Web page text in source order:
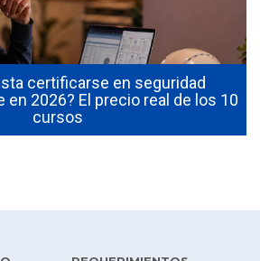
certificarse en seguridad
en 2026? El precio real de los 10
cursos